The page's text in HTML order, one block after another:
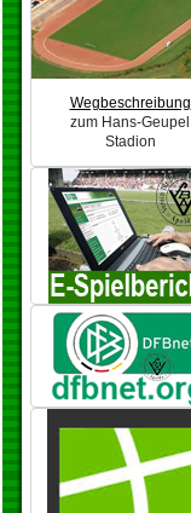
Wegbeschreibung
zum Hans-Geupel
Stadion